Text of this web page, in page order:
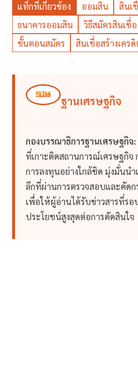
แท็กที่เกี่ยวข้อง ออมสิน สินเ
ธนาคารออมสิน
วิธีสมัครสินเชื่อ
ขั้นตอนสมัคร
สินเชื่อสร้างเคร
ฐานเศรษฐกิจ
กองบรรณาธิการฐานเศรษฐกิจ:
ที่เกาะติดสถานการณ์เศรษฐกิจ
การลงทุนอย่างใกล้ชิด มุ่งมั่นนำ
ลึกที่ผ่านการตรวจสอบและคัดก
เพื่อให้ผู้อ่านได้รับข่าวสารที่ร
ประโยชน์สูงสุดต่อการตัดสินใจ